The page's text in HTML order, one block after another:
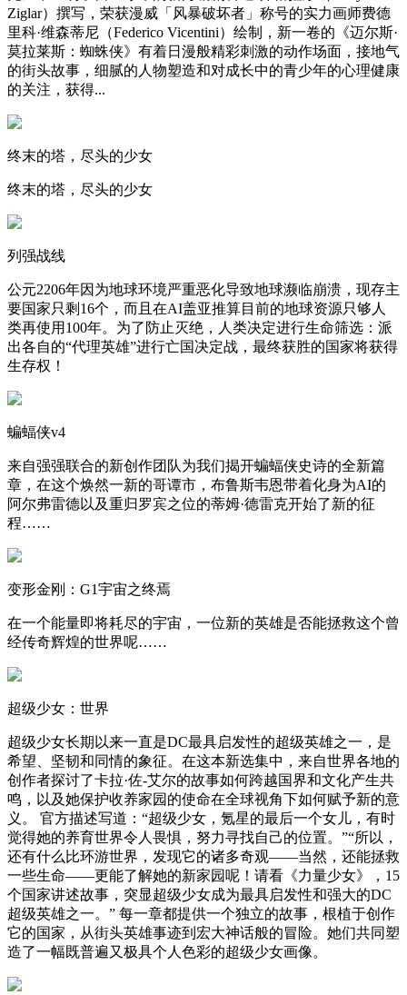
Ziglar）撰写，荣获漫威「风暴破坏者」称号的实力画师费德
里科·维森蒂尼（Federico Vicentini）绘制，新一卷的《迈尔斯·
莫拉莱斯：蜘蛛侠》有着日漫般精彩刺激的动作场面，接地气
的街头故事，细腻的人物塑造和对成长中的青少年的心理健康
的关注，获得...
终末的塔，尽头的少女
终末的塔，尽头的少女
列强战线
公元2206年因为地球环境严重恶化导致地球濒临崩溃，现存主
要国家只剩16个，而且在AI盖亚推算目前的地球资源只够人
类再使用100年。为了防止灭绝，人类决定进行生命筛选：派
出各自的“代理英雄”进行亡国决定战，最终获胜的国家将获得
生存权！
蝙蝠侠v4
来自强强联合的新创作团队为我们揭开蝙蝠侠史诗的全新篇
章，在这个焕然一新的哥谭市，布鲁斯韦恩带着化身为AI的
阿尔弗雷德以及重归罗宾之位的蒂姆·德雷克开始了新的征
程……
变形金刚：G1宇宙之终焉
在一个能量即将耗尽的宇宙，一位新的英雄是否能拯救这个曾
经传奇辉煌的世界呢……
超级少女：世界
超级少女长期以来一直是DC最具启发性的超级英雄之一，是
希望、坚韧和同情的象征。在这本新选集中，来自世界各地的
创作者探讨了卡拉·佐-艾尔的故事如何跨越国界和文化产生共
鸣，以及她保护收养家园的使命在全球视角下如何赋予新的意
义。 官方描述写道：“超级少女，氪星的最后一个女儿，有时
觉得她的养育世界令人畏惧，努力寻找自己的位置。”“所以，
还有什么比环游世界，发现它的诸多奇观——当然，还能拯救
一些生命——更能了解她的新家园呢！请看《力量少女》，15
个国家讲述故事，突显超级少女成为最具启发性和强大的DC
超级英雄之一。” 每一章都提供一个独立的故事，根植于创作
它的国家，从街头英雄事迹到宏大神话般的冒险。她们共同塑
造了一幅既普遍又极具个人色彩的超级少女画像。